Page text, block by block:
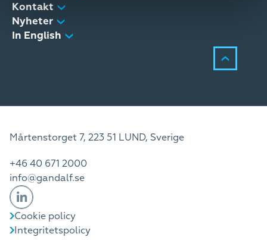
Kontakt
Nyheter
In English
Mårtenstorget 7, 223 51 LUND, Sverige
+46 40 671 2000
info@gandalf.se
Cookie policy
Integritetspolicy